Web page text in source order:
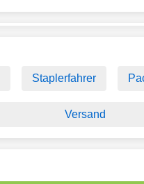
Staplerfahrer
Versand